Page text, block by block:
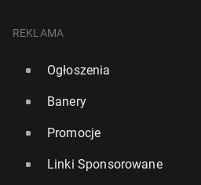
REKLAMA
Ogłoszenia
Banery
Promocje
Linki Sponsorowane